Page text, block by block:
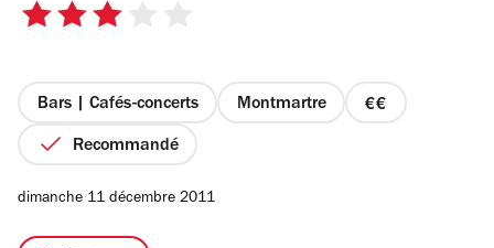
3
étoiles
Bars | Cafés-concerts Montmartre
prix
Recommandé
dimanche 11 décembre 2011